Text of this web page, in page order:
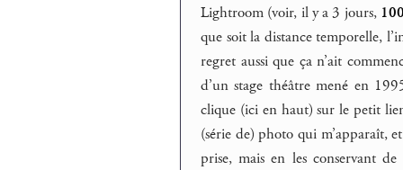
Lightroom (voir, il y a 3 jours,
que soit la distance temporelle,
regret aussi que ça n’ait
d’un stage théâtre mené en
clique (ici en haut) sur le petit
(série de) photo qui m’apparaît,
prise, mais en les conservant